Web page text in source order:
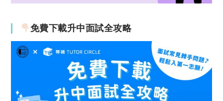
免費下載升中面試全攻略